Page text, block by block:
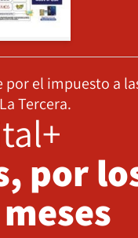
el impuesto a
Tercera.
por